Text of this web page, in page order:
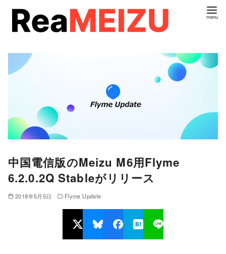
中国電信版のMeizu M6用Flyme
6.2.0.2Q Stableがリリース
2018年5月5日 Flyme Update